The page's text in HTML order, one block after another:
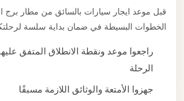
قبل موعد ايجار سيارات بالسائق من مطار برج
الخطوات البسيطة في ضمان بداية سلسة
راجعوا موعد ونقطة الانطلاق المتفق
الرحلة
جهزوا الأمتعة والوثائق اللازمة مسبقًا